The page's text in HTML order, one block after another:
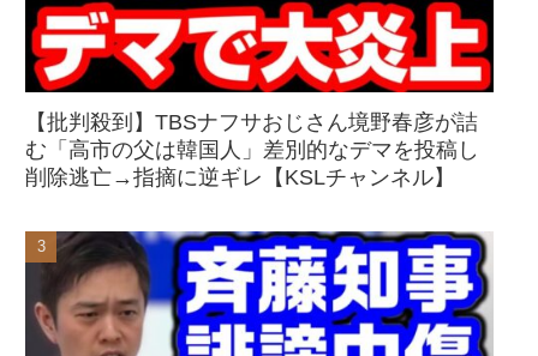
【批判殺到】TBSナフサおじさん境野春彦が詰
む「高市の父は韓国人」差別的なデマを投稿し
削除逃亡→指摘に逆ギレ【KSLチャンネル】